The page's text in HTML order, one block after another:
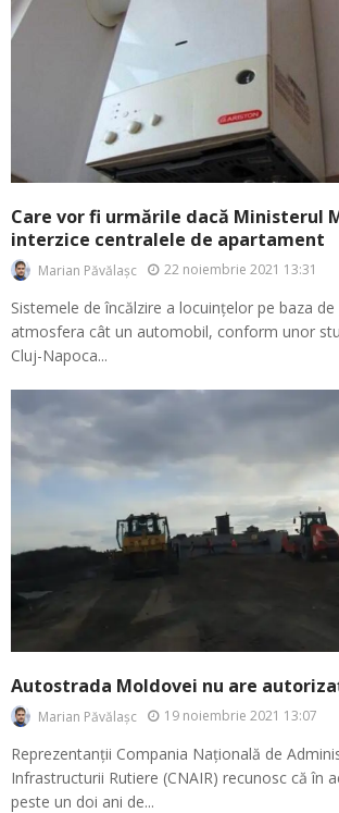
Care vor fi urmările dacă Ministerul
interzice centralele de apartament
Marian Păvălașc 22 noiembrie 2021 13:31
Sistemele de încălzire a locuințelor pe baza
atmosfera cât un automobil, conform unor
Cluj-Napoca...
Autostrada Moldovei nu are
Marian Păvălașc 19 noiembrie 2021 13:07
Reprezentanții Compania Națională de
Infrastructurii Rutiere (CNAIR) recunosc că în
peste un doi ani de...